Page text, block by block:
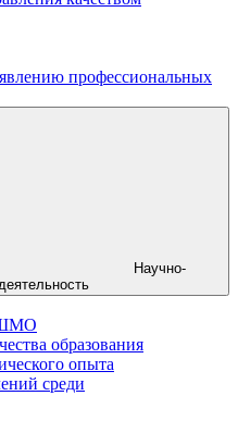
профессиональных
Научно-
ШМО
образования
опыта
среди